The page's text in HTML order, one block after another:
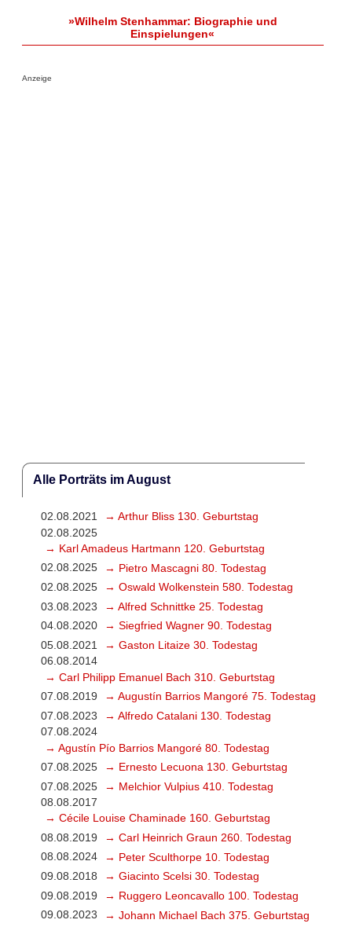
»Wilhelm Stenhammar: Biographie und
Einspielungen«
Anzeige
Alle Porträts im August
02.08.2021
→ Arthur Bliss 130. Geburtstag
02.08.2025
→ Karl Amadeus Hartmann 120. Geburtstag
02.08.2025
→ Pietro Mascagni 80. Todestag
02.08.2025
→ Oswald Wolkenstein 580. Todestag
03.08.2023
→ Alfred Schnittke 25. Todestag
04.08.2020
→ Siegfried Wagner 90. Todestag
05.08.2021
→ Gaston Litaize 30. Todestag
06.08.2014
→ Carl Philipp Emanuel Bach 310. Geburtstag
07.08.2019
→ Augustín Barrios Mangoré 75. Todestag
07.08.2023
→ Alfredo Catalani 130. Todestag
07.08.2024
→ Agustín Pío Barrios Mangoré 80. Todestag
07.08.2025
→ Ernesto Lecuona 130. Geburtstag
07.08.2025
→ Melchior Vulpius 410. Todestag
08.08.2017
→ Cécile Louise Chaminade 160. Geburtstag
08.08.2019
→ Carl Heinrich Graun 260. Todestag
08.08.2024
→ Peter Sculthorpe 10. Todestag
09.08.2018
→ Giacinto Scelsi 30. Todestag
09.08.2019
→ Ruggero Leoncavallo 100. Todestag
09.08.2023
→ Johann Michael Bach 375. Geburtstag